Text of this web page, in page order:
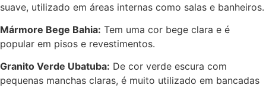
suave, utilizado em áreas internas como salas e banheiros.
Mármore Bege Bahia: Tem uma cor bege clara e é
popular em pisos e revestimentos.
Granito Verde Ubatuba: De cor verde escura com
pequenas manchas claras, é muito utilizado em bancadas